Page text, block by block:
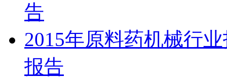
告
2015年原料药机械行
报告